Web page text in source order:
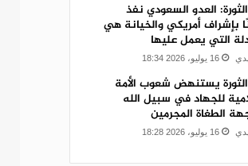
العدو السعودي نفذ
بإشراف أمريكي والخيانة هي
التي يعمل عليها
16 يوليو، 2026 18:34
يستنهض شعوب الأمة
للجهاد في سبيل الله
الطغاة المجرمين
16 يوليو، 2026 18:28